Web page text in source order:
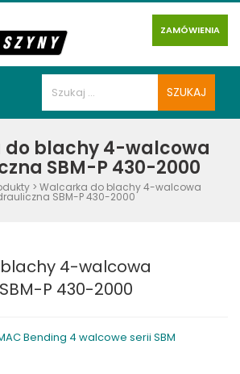
ZAMÓWIENIA
blachy 4-walcowa
SBM-P 430-2000
> Walcarka do blachy 4-walcowa
SBM-P 430-2000
4-walcowa
P 430-2000
Bending 4 walcowe serii SBM